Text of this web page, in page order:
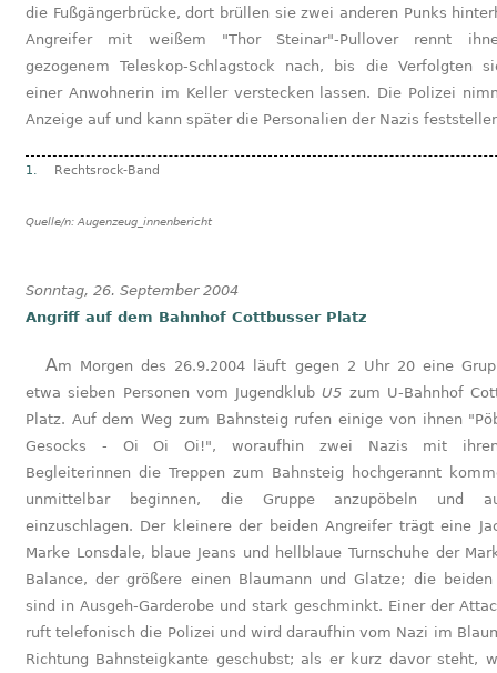
die Fußgängerbrücke, dort brüllen sie zwei anderen Punks
Angreifer mit weißem "Thor Steinar"-Pullover rennt
gezogenem Teleskop-Schlagstock nach, bis die Verfolgten
einer Anwohnerin im Keller verstecken lassen. Die Polizei
Anzeige auf und kann später die Personalien der Nazis
1. Rechtsrock-Band
Quelle/n: Augenzeug_innenbericht
Sonntag, 26. September 2004
Angriff auf dem Bahnhof Cottbusser Platz
Am Morgen des 26.9.2004 läuft gegen 2 Uhr 20 eine Gruppe von
etwa sieben Personen vom JugendklubU5 zum U-Bahnhof
Platz. Auf dem Weg zum Bahnsteig rufen einige von ihnen
Gesocks - Oi Oi Oi!", woraufhin zwei Nazis mit
Begleiterinnen die Treppen zum Bahnsteig hochgerannt
unmittelbar beginnen, die Gruppe anzupöbeln und
einzuschlagen. Der kleinere der beiden Angreifer trägt eine
Marke Lonsdale, blaue Jeans und hellblaue Turnschuhe der
Balance, der größere einen Blaumann und Glatze; die beiden
sind in Ausgeh-Garderobe und stark geschminkt. Einer der
ruft telefonisch die Polizei und wird daraufhin vom Nazi im
Richtung Bahnsteigkante geschubst; als er kurz davor steht,